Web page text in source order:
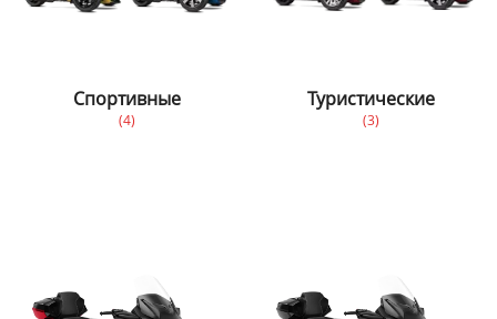
Спортивные
(4)
Туристические
(3)